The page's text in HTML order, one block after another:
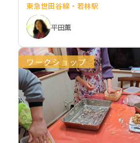
東急世田谷線・若林駅
平田薫
ワークショップ